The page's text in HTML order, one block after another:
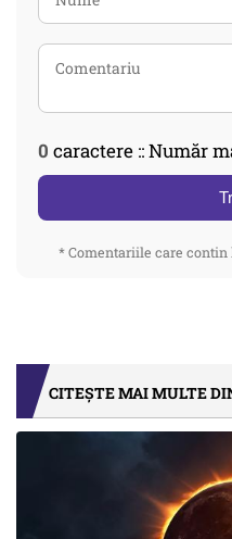
0 caractere :: Număr
* Comentariile care contin
CITEȘTE MAI MULTE